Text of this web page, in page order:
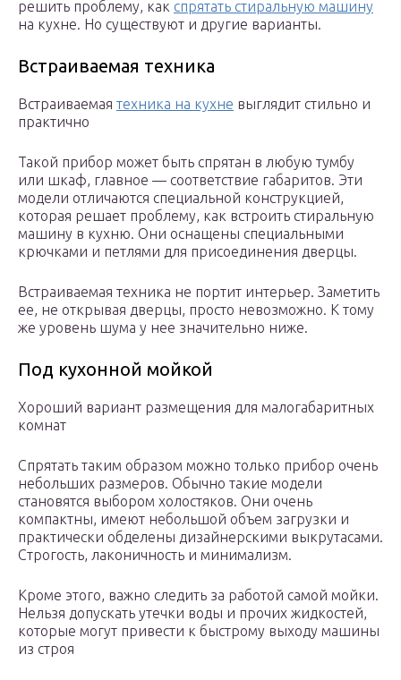
решить проблему, как спрятать стиральную машину
на кухне. Но существуют и другие варианты.
Встраиваемая техника
Встраиваемая техника на кухне выглядит стильно и
практично
Такой прибор может быть спрятан в любую тумбу
или шкаф, главное — соответствие габаритов. Эти
модели отличаются специальной конструкцией,
которая решает проблему, как встроить стиральную
машину в кухню. Они оснащены специальными
крючками и петлями для присоединения дверцы.
Встраиваемая техника не портит интерьер. Заметить
ее, не открывая дверцы, просто невозможно. К тому
же уровень шума у нее значительно ниже.
Под кухонной мойкой
Хороший вариант размещения для малогабаритных
комнат
Спрятать таким образом можно только прибор очень
небольших размеров. Обычно такие модели
становятся выбором холостяков. Они очень
компактны, имеют небольшой объем загрузки и
практически обделены дизайнерскими выкрутасами.
Строгость, лаконичность и минимализм.
Кроме этого, важно следить за работой самой мойки.
Нельзя допускать утечки воды и прочих жидкостей,
которые могут привести к быстрому выходу машины
из строя